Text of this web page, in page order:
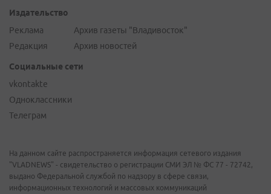
Издательство
Реклама
Редакция
Архив газеты "Владивосток"
Архив новостей
Социальные сети
vkontakte
Одноклассники
Телеграм
На данном сайте распространяется информация сетевого издания
"VLADNEWS" - свидетельство о регистрации СМИ ЭЛ № ФС 77 - 72742,
выдано Федеральной службой по надзору в сфере связи,
информационных технологий и массовых коммуникаций